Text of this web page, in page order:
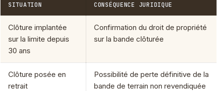
SITUATION CONSÉQUENCE JURIDIQUE
Clôture implantée
sur la limite depuis
30 ans
Confirmation du droit de propriété
sur la bande clôturée
Clôture posée en
retrait
Possibilité de perte définitive de la
bande de terrain non revendiquée